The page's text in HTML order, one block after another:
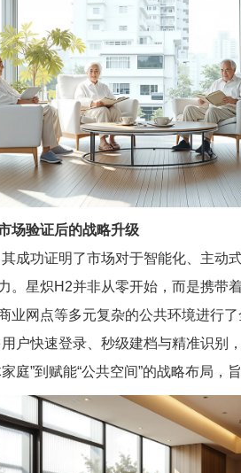
场验证后的战略升级
成功证明了市场对于智能化、主动
。星炽H2并非从零开始，而是携带
业网点等多元复杂的公共环境进行
户快速登录、秒级建档与精准识别
庭”到赋能“公共空间”的战略布局，